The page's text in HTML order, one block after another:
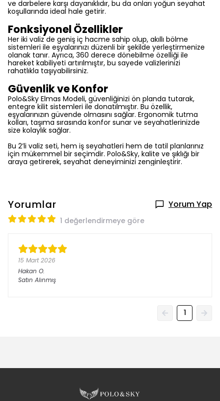
ve darbelere karşı dayanıklıdır, bu da onları yoğun seyahat
koşullarında ideal hale getirir.
Fonksiyonel Özellikler
Her iki valiz de geniş iç hacme sahip olup, akıllı bölme
sistemleri ile eşyalarınızı düzenli bir şekilde yerleştirmenize
olanak tanır. Ayrıca, 360 derece dönebilme özelliği ile
hareket kabiliyeti artırılmıştır, bu sayede valizlerinizi
rahatlıkla taşıyabilirsiniz.
Güvenlik ve Konfor
Polo&Sky Elmas Modeli, güvenliğinizi ön planda tutarak,
entegre kilit sistemleri ile donatılmıştır. Bu özellik,
eşyalarınızın güvende olmasını sağlar. Ergonomik tutma
kolları, taşıma sırasında konfor sunar ve seyahatlerinizde
size kolaylık sağlar.
Bu 2’li valiz seti, hem iş seyahatleri hem de tatil planlarınız
için mükemmel bir seçimdir. Polo&Sky, kalite ve şıklığı bir
araya getirerek, seyahat deneyiminizi zenginleştirir.
Yorumlar Yorum Yap
1 değerlendirmeye göre
15 Mart 2026
Hakan O.
Satın Alınmış
1